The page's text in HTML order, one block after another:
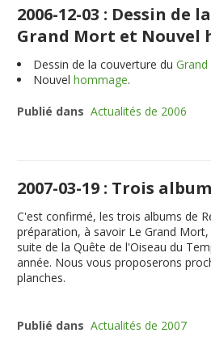
2006-12-03 : Dessin de
Grand Mort et Nouvel
Dessin de la couverture du
Nouvelhommage.
Publié dans Actualités de 2006
2007-03-19 : Trois
C'est confirmé, les trois albums de
préparation, à savoir Le Grand
suite de la Quête de l'Oiseau du
année. Nous vous proposerons
planches.
Publié dans Actualités de 2007